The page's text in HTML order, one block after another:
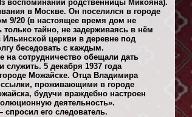
воспоминаний родственницы Микояна).
в Москве. Он поселился в городе
9/20 (в настоящее время дом не
тайно, не задерживаясь в нём
церкви в деревне под
беседовать с каждым.
на сотрудничество обещали дать
5 декабря 1937 года
Можайске. Отца Владимира
проживающими в городе
будучи враждебно настроен
деятельность».
его следователь.